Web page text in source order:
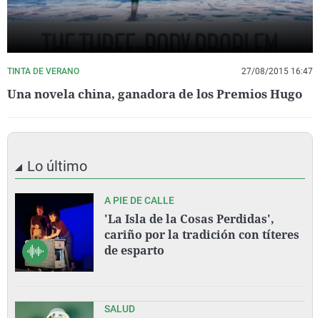
TINTA DE VERANO 27/08/2015 16:47
Una novela china, ganadora de los Premios Hugo
Lo último
A PIE DE CALLE
'La Isla de la Cosas Perdidas',
cariño por la tradición con títeres
de esparto
SALUD